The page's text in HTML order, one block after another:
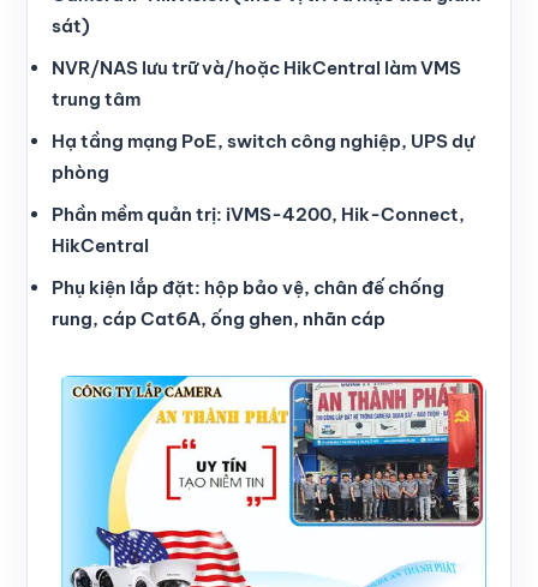
sát)
NVR/NAS lưu trữ và/hoặc HikCentral làm VMS
trung tâm
Hạ tầng mạng PoE, switch công nghiệp, UPS dự
phòng
Phần mềm quản trị: iVMS-4200, Hik-Connect,
HikCentral
Phụ kiện lắp đặt: hộp bảo vệ, chân đế chống
rung, cáp Cat6A, ống ghen, nhãn cáp